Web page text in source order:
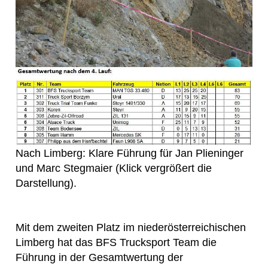
Nach Limberg: Klare Führung für Jan Plieninger
und Marc Stegmaier (Klick vergrößert die
Darstellung).
Mit dem zweiten Platz im niederösterreichischen
Limberg hat das BFS Trucksport Team die
Führung in der Gesamtwertung der